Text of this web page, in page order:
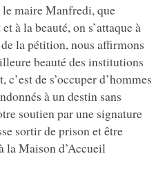
maire Manfredi, que
à la beauté, on s’attaque à
la pétition, nous affirmons
beauté des institutions
de s’occuper d’hommes
à un destin sans
soutien par une signature
sortir de prison et être
la Maison d’Accueil